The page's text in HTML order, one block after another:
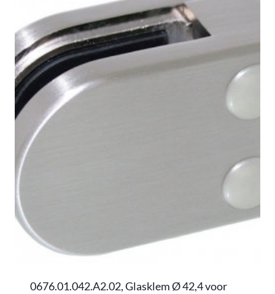
0676.01.042.A2.02, Glasklem Ø 42,4 voor